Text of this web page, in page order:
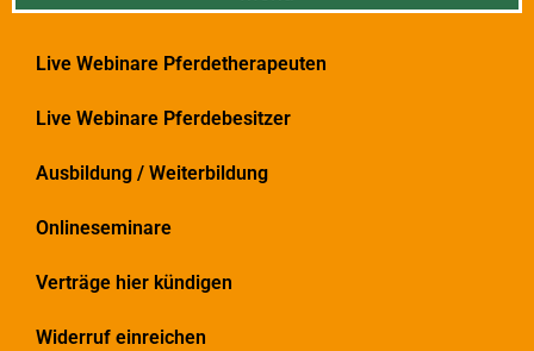
Live Webinare Pferdetherapeuten
Live Webinare Pferdebesitzer
Ausbildung / Weiterbildung
Onlineseminare
Verträge hier kündigen
Widerruf einreichen